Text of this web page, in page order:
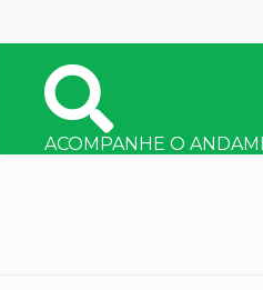
ACOMPANHE O